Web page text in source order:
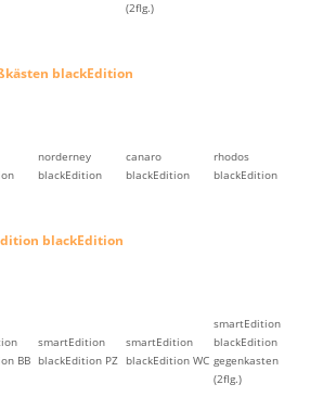
(2flg.)
blackEdition
norderney
blackEdition
canaro
blackEdition
rhodos
blackEdition
blackEdition
BB
smartEdition
blackEdition PZ
smartEdition
blackEdition WC
smartEdition
blackEdition
gegenkasten
(2flg.)